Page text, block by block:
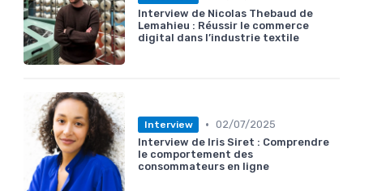
Interview de Nicolas Thebaud de
Lemahieu : Réussir le commerce
digital dans l’industrie textile
Interview • 02/07/2025
Interview de Iris Siret : Comprendre
le comportement des
consommateurs en ligne